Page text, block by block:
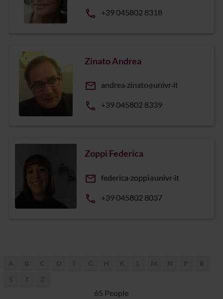
phone +39 045802 8318
Zinato Andrea
email andrea zinato univr it
phone +39 045802 8339
Zoppi Federica
email federica zoppi univr it
phone +39 045802 8037
65 People